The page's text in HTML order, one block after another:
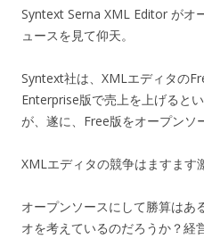
Syntext Serna XML Editor がオ
ュースを見て仰天。
Syntext社は、XMLエディタの
Enterprise版で売上を上げると
が、遂に、Free版をオープンソ
XMLエディタの競争はますます
オープンソースにして勝算はあ
オを考えているのだろうか？経